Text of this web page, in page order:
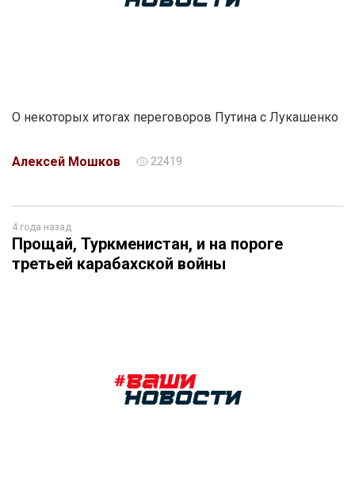
О некоторых итогах переговоров Путина с Лукашенко
Алексей Мошков 22419
4 года назад
Прощай, Туркменистан, и на пороге
третьей карабахской войны